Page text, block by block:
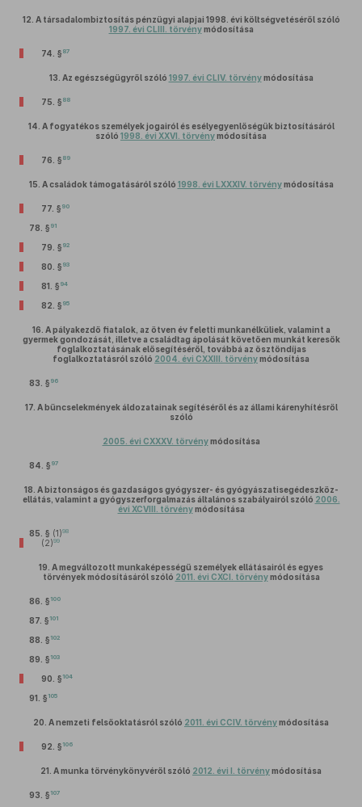
12. A társadalombiztosítás pénzügyi alapjai 1998. évi költségvetéséről szóló
1997. évi CLIII. törvénymódosítása
74. § 87
13. Az egészségügyről szóló 1997. évi CLIV. törvénymódosítása
75. § 88
14. A fogyatékos személyek jogairól és esélyegyenlőségük biztosításáról
szóló 1998. évi XXVI. törvénymódosítása
76. § 89
15. A családok támogatásáról szóló 1998. évi LXXXIV. törvénymódosítása
77. § 90
78. § 91
79. § 92
80. § 93
81. § 94
82. § 95
16. A pályakezdő fiatalok, az ötven év feletti munkanélküliek, valamint a
gyermek gondozását, illetve a családtag ápolását követően munkát keresők
foglalkoztatásának elősegítéséről, továbbá az ösztöndíjas
foglalkoztatásról szóló 2004. évi CXXIII. törvénymódosítása
83. § 96
17. A bűncselekmények áldozatainak segítéséről és az állami kárenyhítésről
szóló
2005. évi CXXXV. törvénymódosítása
84. § 97
18. A biztonságos és gazdaságos gyógyszer- és gyógyászatisegédeszköz-
ellátás, valamint a gyógyszerforgalmazás általános szabályairól szóló 2006.
évi XCVIII. törvénymódosítása
85. § (1)98
(2)99
19. A megváltozott munkaképességű személyek ellátásairól és egyes
törvények módosításáról szóló 2011. évi CXCI. törvénymódosítása
86. § 100
87. § 101
88. § 102
89. § 103
90. § 104
91. § 105
20. A nemzeti felsőoktatásról szóló 2011. évi CCIV. törvénymódosítása
92. § 106
21. A munka törvénykönyvéről szóló 2012. évi I. törvénymódosítása
93. § 107